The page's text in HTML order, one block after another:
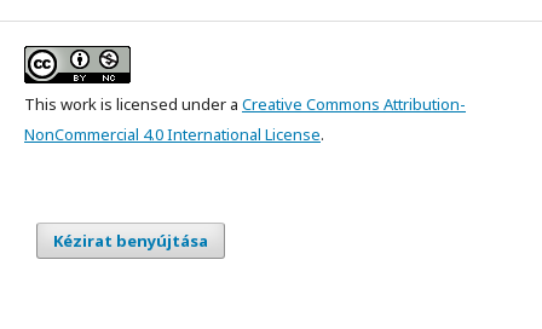
This work is licensed under a Creative Commons Attribution-
NonCommercial 4.0 International License.
Kézirat benyújtása